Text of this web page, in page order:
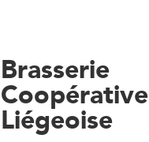
Brasserie
Coopérative
Liégeoise